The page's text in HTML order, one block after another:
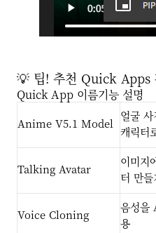
💡 팁! 추천 Quick Apps
Quick App 이름기능 설명
Anime V5.1 Model
얼굴
캐릭터
Talking Avatar
이미지
터 만들
Voice Cloning
음성을
용